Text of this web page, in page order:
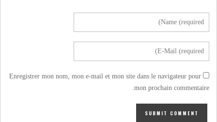
Enregistrer mon nom, mon e-mail et mon site dans le navigateur pour
mon prochain commentaire.